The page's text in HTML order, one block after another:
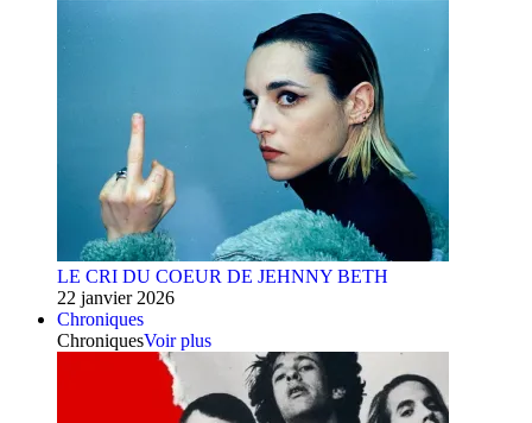
LE CRI DU COEUR DE JEHNNY BETH
22 janvier 2026
Chroniques
ChroniquesVoir plus